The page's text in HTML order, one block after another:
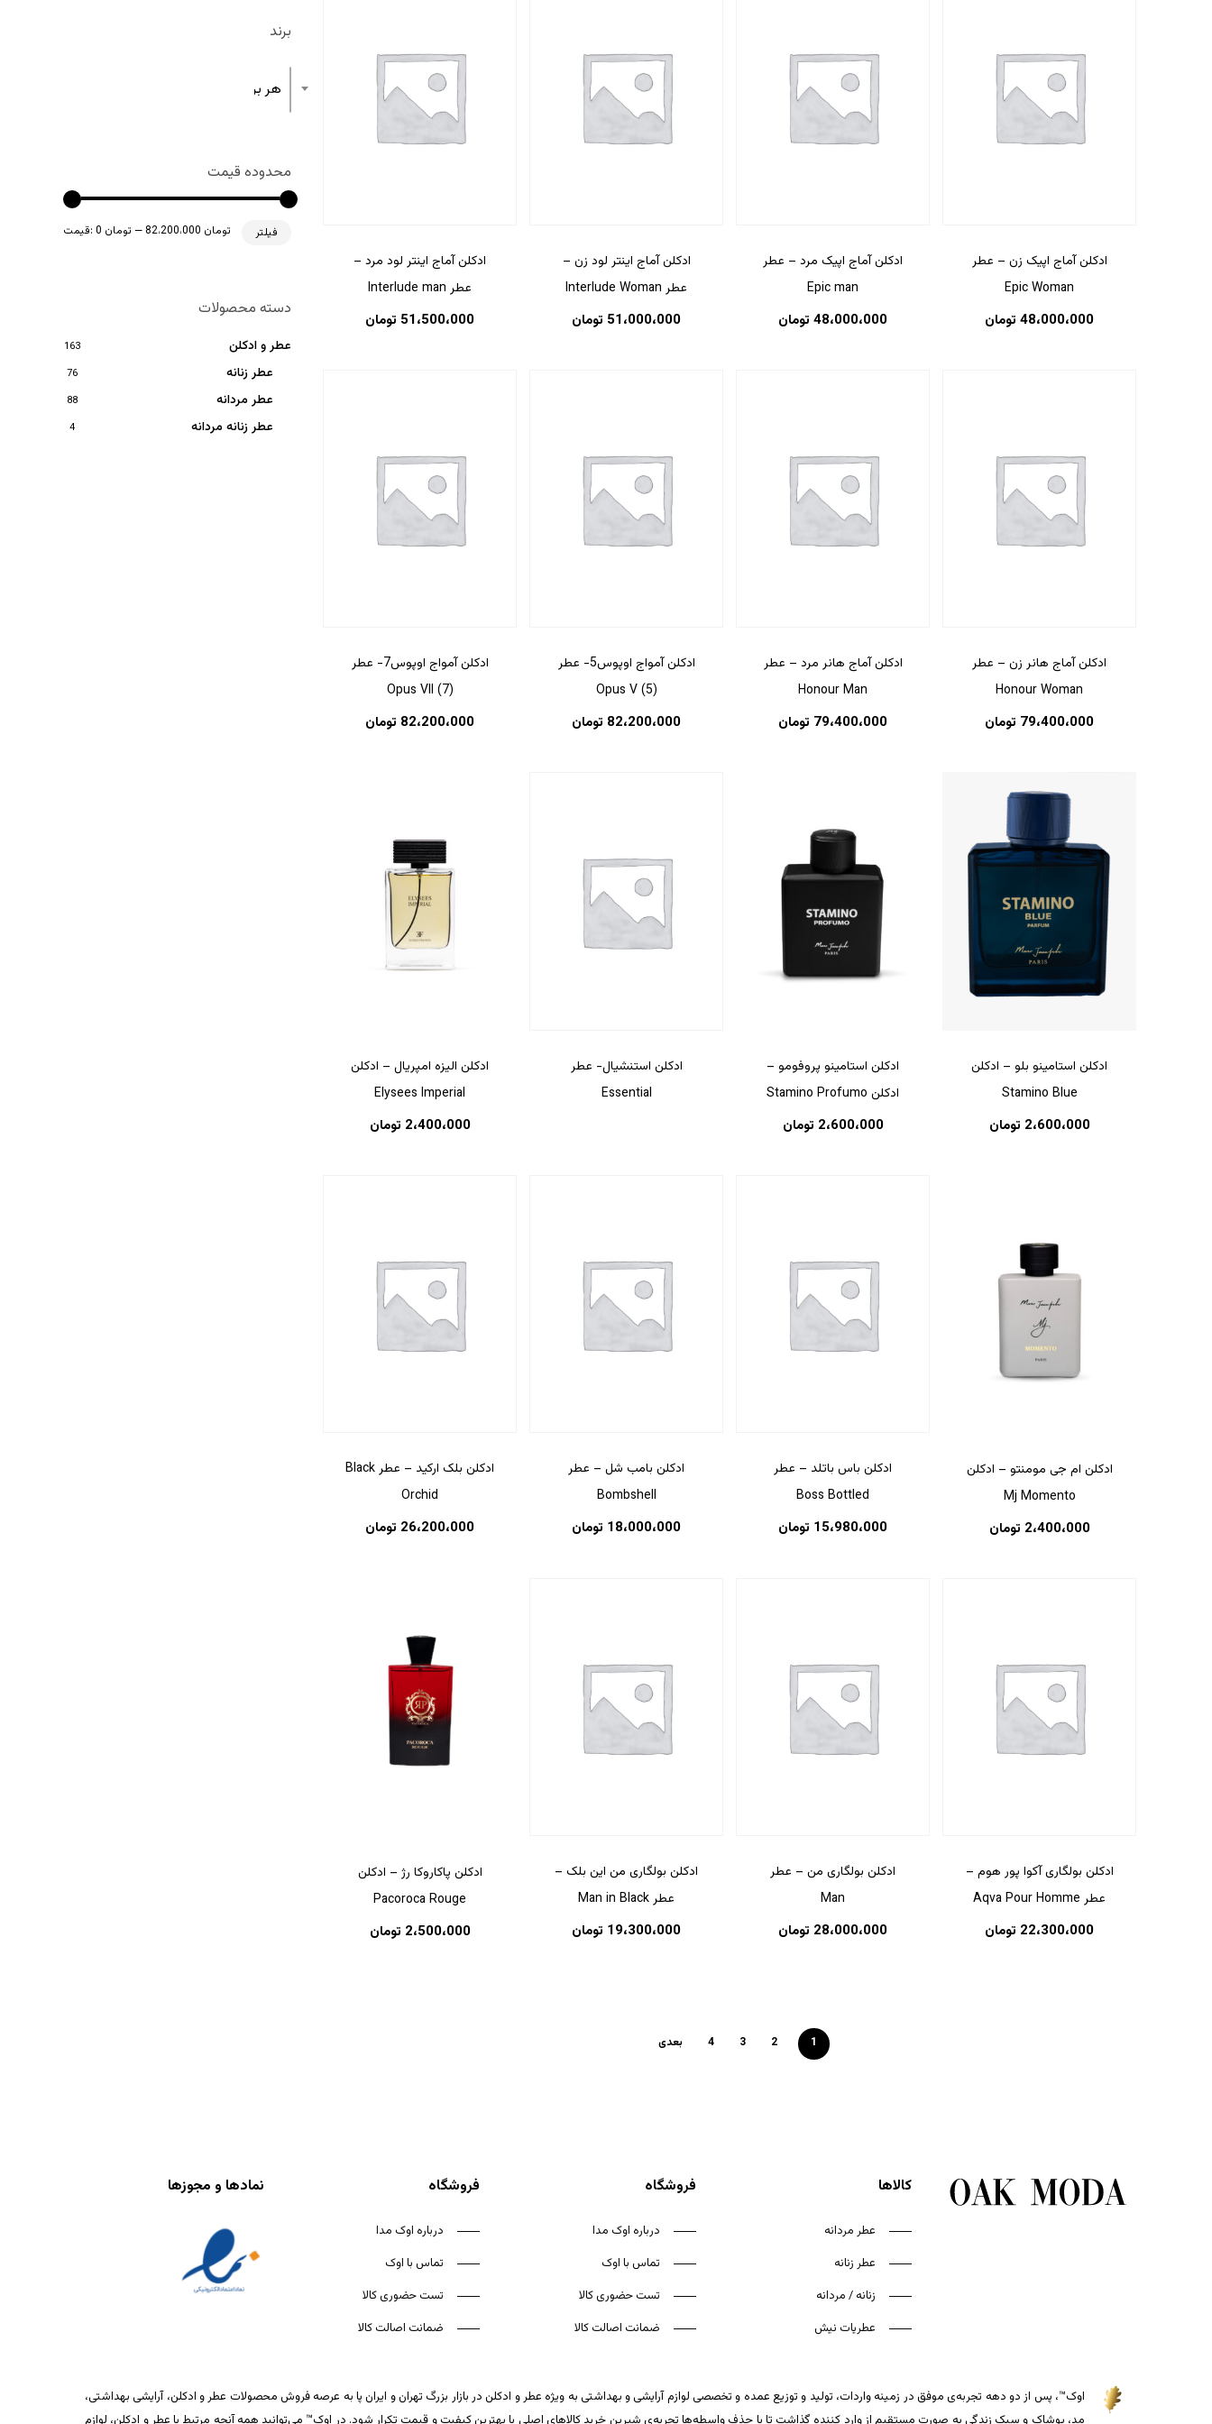
هیچ محصولی در سبد خرید نیست.
بازگشت به فروشگاه
برند
هر برند
محدوده قیمت
فیلتر قیمت: 0 تومان — 82،200،000 تومان
دسته محصولات
عطر و ادکلن 163
عطر زنانه 76
عطر مردانه 88
عطر زنانه مردانه 4
ادکلن آماج اپیک زن – عطر
Epic Woman
48،000،000 تومان
ادکلن آماج اپیک مرد – عطر
Epic man
48،000،000 تومان
ادکلن آماج اینتر لود زن –
عطر Interlude Woman
51،000،000 تومان
ادکلن آماج اینتر لود مرد –
عطر Interlude man
51،500،000 تومان
ادکلن آماج هانر زن – عطر
Honour Woman
79،400،000 تومان
ادکلن آماج هانر مرد – عطر
Honour Man
79،400،000 تومان
ادکلن آمواج اوپوس5- عطر
(5) Opus V
82،200،000 تومان
ادکلن آمواج اوپوس7- عطر
(7) Opus VII
82،200،000 تومان
ادکلن استامینو بلو – ادکلن
Stamino Blue
2،600،000 تومان
ادکلن استامینو پروفومو –
ادکلن Stamino Profumo
2،600،000 تومان
ادکلن استنشیال- عطر
Essential
ادکلن الیزه امپریال – ادکلن
Elysees Imperial
2،400،000 تومان
ادکلن ام جی مومنتو – ادکلن
Mj Momento
2،400،000 تومان
ادکلن باس باتلد – عطر
Boss Bottled
15،980،000 تومان
ادکلن بامب شل – عطر
Bombshell
18،000،000 تومان
ادکلن بلک ارکید – عطر Black
Orchid
26،200،000 تومان
ادکلن بولگاری آکوا پور هوم –
عطر Aqva Pour Homme
22،300،000 تومان
ادکلن بولگاری من – عطر
Man
28،000،000 تومان
ادکلن بولگاری من این بلک –
عطر Man in Black
19،300،000 تومان
ادکلن پاکاروکا رژ – ادکلن
Pacoroca Rouge
2،500،000 تومان
1
2
3
4 بعدی
کالاها
عطر مردانه
عطر زنانه
زنانه / مردانه
عطریات نیش
فروشگاه
درباره اوک مدا
تماس با اوک
تست حضوری کالا
ضمانت اصالت کالا
فروشگاه
درباره اوک مدا
تماس با اوک
تست حضوری کالا
ضمانت اصالت کالا
نمادها و مجوزها
اوک™، پس از دو دهه تجربه‌ی موفق در زمینه واردات، تولید و توزیع عمده و تخصصی لوازم آرایشی و بهداشتی به ویژه عطر و ادکلن در بازار بزرگ تهران و ایران پا به عرصه فروش محصولات عطر و ادکلن، آرایشی بهداشتی،
مد، پوشاک و سبک زندگی به صورت مستقیم از وارد کننده گذاشت تا با حذف واسطه‌ها تجربه‌ی شیرین خرید کالاهای اصلی با بهترین کیفیت و قیمت تکرار شود. در اوک™ می‌توانید همه آنچه مرتبط با عطر و ادکلن، لوازم